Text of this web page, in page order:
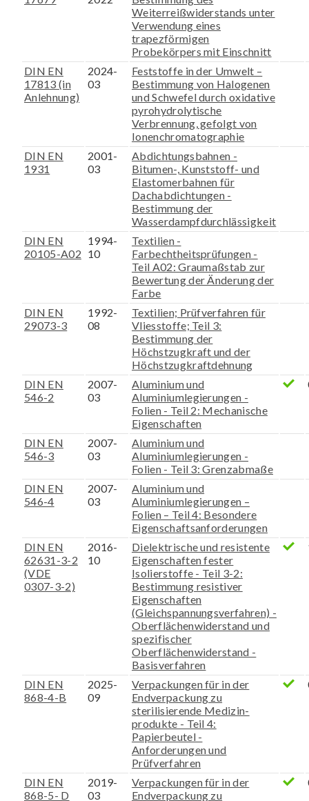
Weiterreißwiderstands unter
Verwendung eines
trapezförmigen
Probekörpers mit Einschnitt
DIN EN
17813 (in
Anlehnung)
2024-
03
Feststoffe in der Umwelt –
Bestimmung von Halogenen
und Schwefel durch oxidative
pyrohydrolytische
Verbrennung, gefolgt von
Ionenchromatographie
DIN EN
1931
2001-
03
Abdichtungsbahnen -
Bitumen-, Kunststoff- und
Elastomerbahnen für
Dachabdichtungen -
Bestimmung der
Wasserdampfdurchlässigkeit
DIN EN
20105-A02
1994-
10
Textilien -
Farbechtheitsprüfungen -
Teil A02: Graumaßstab zur
Bewertung der Änderung der
Farbe
DIN EN
29073-3
1992-
08
Textilien; Prüfverfahren für
Vliesstoffe; Teil 3:
Bestimmung der
Höchstzugkraft und der
Höchstzugkraftdehnung
DIN EN
546-2
2007-
03
Aluminium und
Aluminiumlegierungen -
Folien - Teil 2: Mechanische
Eigenschaften
DIN EN
546-3
2007-
03
Aluminium und
Aluminiumlegierungen -
Folien - Teil 3: Grenzabmaße
DIN EN
546-4
2007-
03
Aluminium und
Aluminiumlegierungen –
Folien – Teil 4: Besondere
Eigenschaftsanforderungen
DIN EN
62631-3-2
(VDE
0307-3-2)
2016-
10
Dielektrische und resistente
Eigenschaften fester
Isolierstoffe - Teil 3-2:
Bestimmung resistiver
Eigenschaften
(Gleichspannungsverfahren) -
Oberflächenwiderstand und
spezifischer
Oberflächenwiderstand -
Basisverfahren
DIN EN
868-4-B
2025-
09
Verpackungen für in der
Endverpackung zu
sterilisierende Medizin-
produkte - Teil 4:
Papierbeutel -
Anforderungen und
Prüfverfahren
DIN EN
868-5- D
2019-
03
Verpackungen für in der
Endverpackung zu